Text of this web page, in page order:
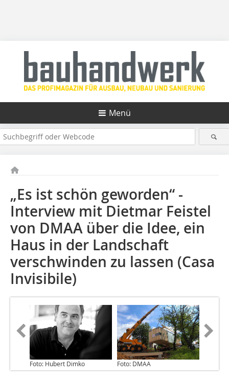
Menü
„Es ist schön geworden“ -
Interview mit Dietmar Feistel
von DMAA über die Idee, ein
Haus in der Landschaft
verschwinden zu lassen (Casa
Invisibile)
Foto: Hubert Dimko Foto: DMAA